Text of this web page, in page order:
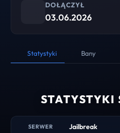
DOŁĄCZYŁ
03.06.2026
Statystyki Bany
STATYSTYKI
SERWER Jailbreak